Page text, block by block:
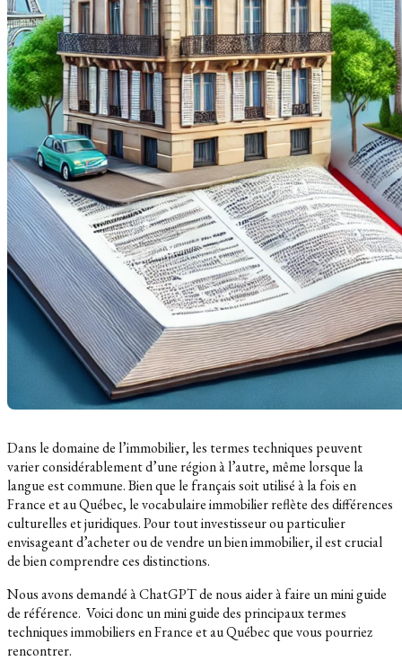
Dans le domaine de l’immobilier, les termes techniques peuvent
varier considérablement d’une région à l’autre, même lorsque la
langue est commune. Bien que le français soit utilisé à la fois en
France et au Québec, le vocabulaire immobilier reflète des différences
culturelles et juridiques. Pour tout investisseur ou particulier
envisageant d’acheter ou de vendre un bien immobilier, il est crucial
de bien comprendre ces distinctions.
Nous avons demandé à ChatGPT de nous aider à faire un mini guide
de référence. Voici donc un mini guide des principaux termes
techniques immobiliers en France et au Québec que vous pourriez
rencontrer.